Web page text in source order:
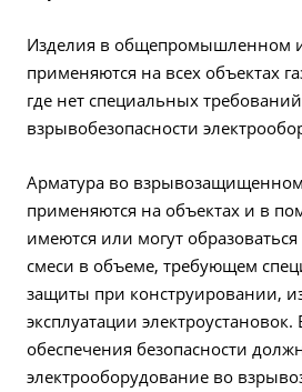
Изделия в общепромышленном
применяются на всех объектах
где нет специальных
взрывобезопасности
Арматура во
применяются на объектах и в
имеются или могут
смеси в объеме, требующем
защиты при конструировании,
эксплуатации электроустановок.
обеспечения безопасности
электрооборудование во